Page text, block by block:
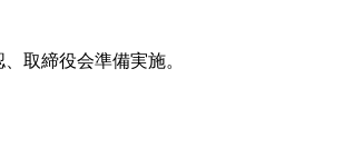
取締役会準備実施。